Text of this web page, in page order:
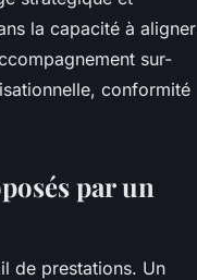
la capacité à aligner
sur-
conformité
par un
de prestations. Un